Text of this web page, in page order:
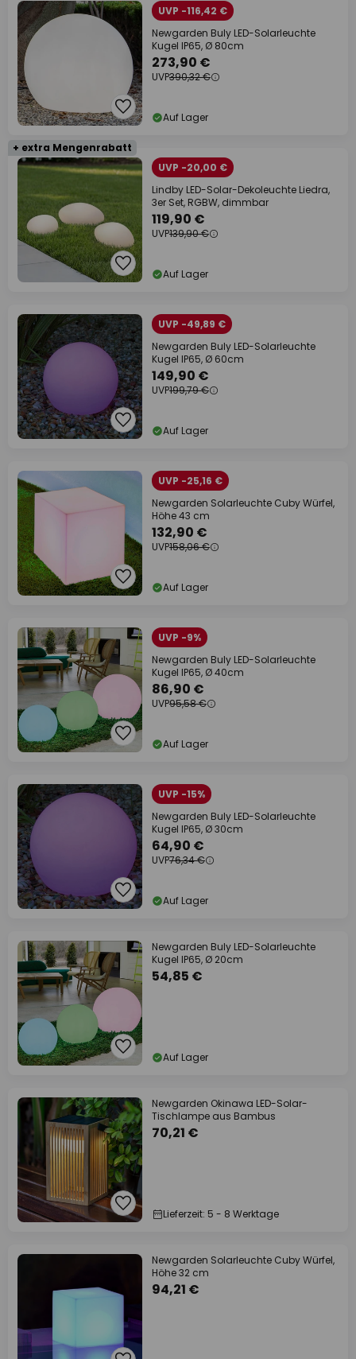
UVP -116,42 €
Newgarden Buly LED-Solarleuchte
Kugel IP65, Ø 80cm
273,90 €
UVP390,32 €
Auf Lager
+ extra Mengenrabatt
UVP -20,00 €
Lindby LED-Solar-Dekoleuchte Liedra,
3er Set, RGBW, dimmbar
119,90 €
UVP139,90 €
Auf Lager
UVP -49,89 €
Newgarden Buly LED-Solarleuchte
Kugel IP65, Ø 60cm
149,90 €
UVP199,79 €
Auf Lager
UVP -25,16 €
Newgarden Solarleuchte Cuby Würfel,
Höhe 43 cm
132,90 €
UVP158,06 €
Auf Lager
UVP -9%
Newgarden Buly LED-Solarleuchte
Kugel IP65, Ø 40cm
86,90 €
UVP95,58 €
Auf Lager
UVP -15%
Newgarden Buly LED-Solarleuchte
Kugel IP65, Ø 30cm
64,90 €
UVP76,34 €
Auf Lager
Newgarden Buly LED-Solarleuchte
Kugel IP65, Ø 20cm
54,85 €
Auf Lager
Newgarden Okinawa LED-Solar-
Tischlampe aus Bambus
70,21 €
Lieferzeit: 5 - 8 Werktage
Newgarden Solarleuchte Cuby Würfel,
Höhe 32 cm
94,21 €